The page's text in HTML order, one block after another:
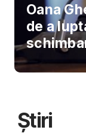
Oana
de a
Știri